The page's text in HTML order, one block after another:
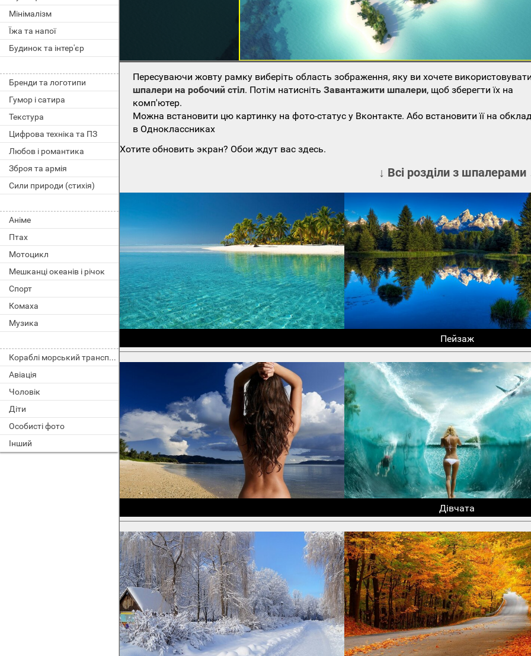
Мінімалізм
Їжа та напої
Будинок та інтер'єр
Бренди та логотипи
Гумор і сатира
Текстура
Цифрова техніка та ПЗ
Любов і романтика
Зброя та армія
Сили природи (стихія)
Аніме
Птах
Мотоцикл
Мешканці океанів і річок
Спорт
Комаха
Музика
Кораблі морський транспорт
Авіація
Чоловік
Діти
Особисті фото
Інший
Пересуваючи жовту рамку виберіть область зображення, яку ви хочете
шпалери на робочий стіл. Потім натиснітьЗавантажити шпалери, щоб зберегти їх на
комп'ютер.
Можна встановити цю картинку на фото-статус у Вконтакте. Або встановити її на
в Одноклассниках
Хотите обновить экран? Обои ждут вас здесь.
↓ Всі розділи з шпалерами
Пейзаж
Дівчата